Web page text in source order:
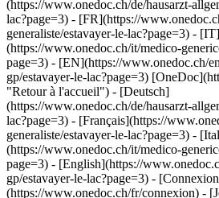
(https://www.onedoc.ch/de/hausarzt-
lac?page=3) - [FR](https://
generaliste/estavayer-le-lac?page=3) - [IT]
(https://www.onedoc.ch/it/medico-
page=3) - [EN](https://www.onedoc.ch/
gp/estavayer-le-lac?page=3)
"Retour à l'accueil") - [Deutsch]
(https://www.onedoc.ch/de/hausarzt-
lac?page=3) - [Français](https://
generaliste/estavayer-le-lac?page=3) -
(https://www.onedoc.ch/it/medico-
page=3) - [English](https://
gp/estavayer-le-lac?page=3) -
(https://www.onedoc.ch/fr/connexion) -